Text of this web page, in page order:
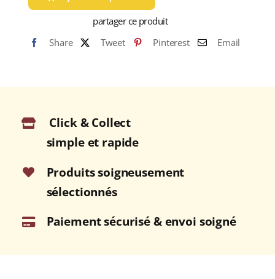
DES
CISELÉ
partager ce produit
Share
Tweet Pinterest Email
Click & Collect
simple et rapide
Produits soigneusement
sélectionnés
Paiement sécurisé & envoi soigné